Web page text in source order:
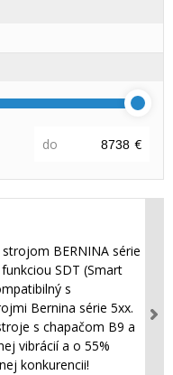
do €
BERNINA série
SDT (Smart
s
Bernina série 5xx.
s chapačom B9 a
vibrácií a o 55%
konkurencii!